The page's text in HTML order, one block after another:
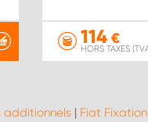
114€
HORS TAXES
additionnels | Fiat